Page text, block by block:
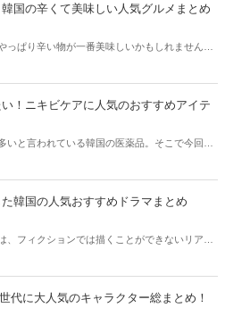
国の辛くて美味しい人気グルメまとめ
っぱり辛い物が一番美味しいかもしれません。
！ニキビケアに人気のおすすめアイテ
いと言われている韓国の医薬品。そこで今回は
韓国の人気おすすめドラマまとめ
、フィクションでは描くことができないリアル
代に大人気のキャラクター総まとめ！